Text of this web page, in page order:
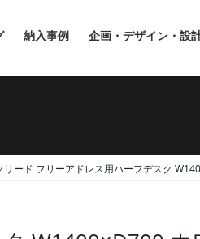
納入事例 企画・デザイン・設
リード フリーアドレス用ハーフデスク